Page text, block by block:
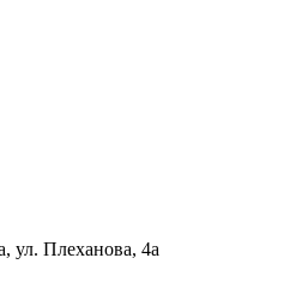
ул. Плеханова, 4а